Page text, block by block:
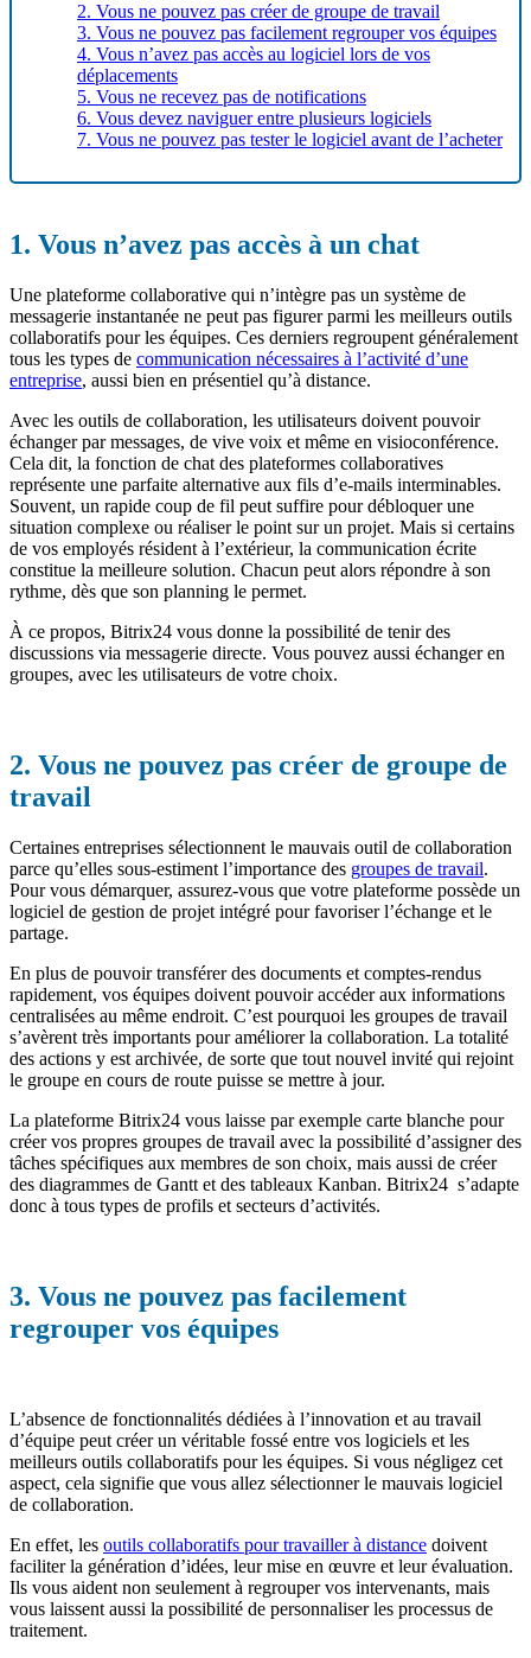
2. Vous ne pouvez pas créer de groupe de travail
3. Vous ne pouvez pas facilement regrouper vos équipes
4. Vous n’avez pas accès au logiciel lors de vos
déplacements
5. Vous ne recevez pas de notifications
6. Vous devez naviguer entre plusieurs logiciels
7. Vous ne pouvez pas tester le logiciel avant de l’acheter
1. Vous n’avez pas accès à un chat
Une plateforme collaborative qui n’intègre pas un système de
messagerie instantanée ne peut pas figurer parmi les meilleurs outils
collaboratifs pour les équipes. Ces derniers regroupent généralement
tous les types de communication nécessaires à l’activité d’une
entreprise, aussi bien en présentiel qu’à distance.
Avec les outils de collaboration, les utilisateurs doivent pouvoir
échanger par messages, de vive voix et même en visioconférence.
Cela dit, la fonction de chat des plateformes collaboratives
représente une parfaite alternative aux fils d’e-mails interminables.
Souvent, un rapide coup de fil peut suffire pour débloquer une
situation complexe ou réaliser le point sur un projet. Mais si certains
de vos employés résident à l’extérieur, la communication écrite
constitue la meilleure solution. Chacun peut alors répondre à son
rythme, dès que son planning le permet.
À ce propos, Bitrix24 vous donne la possibilité de tenir des
discussions via messagerie directe. Vous pouvez aussi échanger en
groupes, avec les utilisateurs de votre choix.
2. Vous ne pouvez pas créer de groupe de
travail
Certaines entreprises sélectionnent le mauvais outil de collaboration
parce qu’elles sous-estiment l’importance des groupes de travail.
Pour vous démarquer, assurez-vous que votre plateforme possède un
logiciel de gestion de projet intégré pour favoriser l’échange et le
partage.
En plus de pouvoir transférer des documents et comptes-rendus
rapidement, vos équipes doivent pouvoir accéder aux informations
centralisées au même endroit. C’est pourquoi les groupes de travail
s’avèrent très importants pour améliorer la collaboration. La totalité
des actions y est archivée, de sorte que tout nouvel invité qui rejoint
le groupe en cours de route puisse se mettre à jour.
La plateforme Bitrix24 vous laisse par exemple carte blanche pour
créer vos propres groupes de travail avec la possibilité d’assigner des
tâches spécifiques aux membres de son choix, mais aussi de créer
des diagrammes de Gantt et des tableaux Kanban. Bitrix24 s’adapte
donc à tous types de profils et secteurs d’activités.
3. Vous ne pouvez pas facilement
regrouper vos équipes
L’absence de fonctionnalités dédiées à l’innovation et au travail
d’équipe peut créer un véritable fossé entre vos logiciels et les
meilleurs outils collaboratifs pour les équipes. Si vous négligez cet
aspect, cela signifie que vous allez sélectionner le mauvais logiciel
de collaboration.
En effet, les outils collaboratifs pour travailler à distance doivent
faciliter la génération d’idées, leur mise en œuvre et leur évaluation.
Ils vous aident non seulement à regrouper vos intervenants, mais
vous laissent aussi la possibilité de personnaliser les processus de
traitement.